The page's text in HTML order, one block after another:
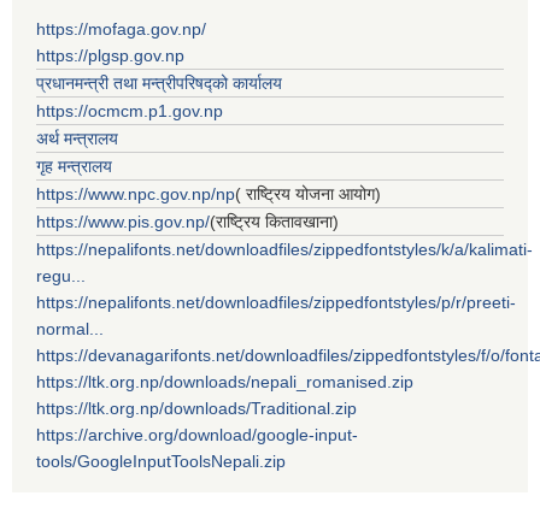
https://mofaga.gov.np/
https://plgsp.gov.np
प्रधानमन्त्री तथा मन्त्रीपरिषद्को कार्यालय
https://ocmcm.p1.gov.np
अर्थ मन्त्रालय
गृह मन्त्रालय
https://www.npc.gov.np/np( राष्ट्रिय योजना आयोग)
https://www.pis.gov.np/(राष्ट्रिय कितावखाना)
https://nepalifonts.net/downloadfiles/zippedfontstyles/k/a/kalimati-
regu...
https://nepalifonts.net/downloadfiles/zippedfontstyles/p/r/preeti-
normal...
https://devanagarifonts.net/downloadfiles/zippedfontstyles/f/o/
https://ltk.org.np/downloads/nepali_romanised.zip
https://ltk.org.np/downloads/Traditional.zip
https://archive.org/download/google-input-
tools/GoogleInputToolsNepali.zip